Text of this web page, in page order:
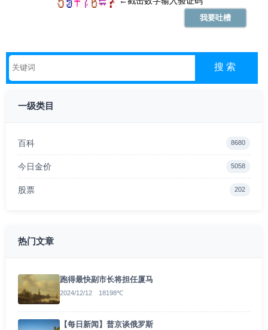
一级类目
百科 8680
今日金价 5058
股票 202
热门文章
跑得最快副市长将担任厦马
2024/12/12 18198℃
【每日新闻】普京谈俄罗斯